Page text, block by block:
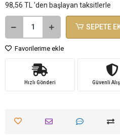
98,56 TL 'den başlayan taksitlerle
SEPETE
Favorilerime ekle
Hızlı Gönderi Güvenli